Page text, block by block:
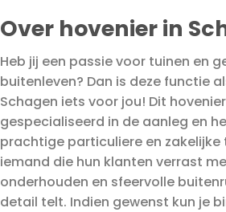
Over hovenier in
Heb jij een passie voor tuinen en
buitenleven? Dan is deze functie
Schagen iets voor jou! Dit
gespecialiseerd in de aanleg en
prachtige particuliere en zakelijke
iemand die hun klanten verrast
onderhouden en sfeervolle
detail telt. Indien gewenst kun je